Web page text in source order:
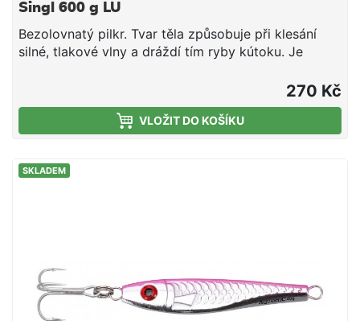
Singl 600 g LU
Bezolovnatý pilkr. Tvar těla způsobuje při klesání
silné, tlakové vlny a dráždí tím ryby kútoku. Je
ocelhmotnostCRLURED600g511860051186015118602
270 Kč
VLOŽIT DO KOŠÍKU
SKLADEM